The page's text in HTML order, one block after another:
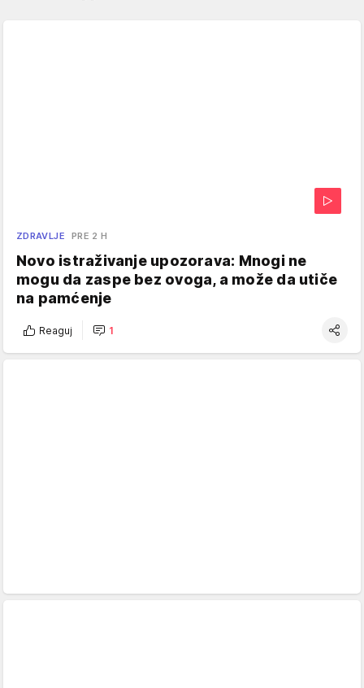
ZDRAVLJE PRE 2 H
Novo istraživanje upozorava: Mnogi ne
mogu da zaspe bez ovoga, a može da utiče
na pamćenje
Reaguj 1